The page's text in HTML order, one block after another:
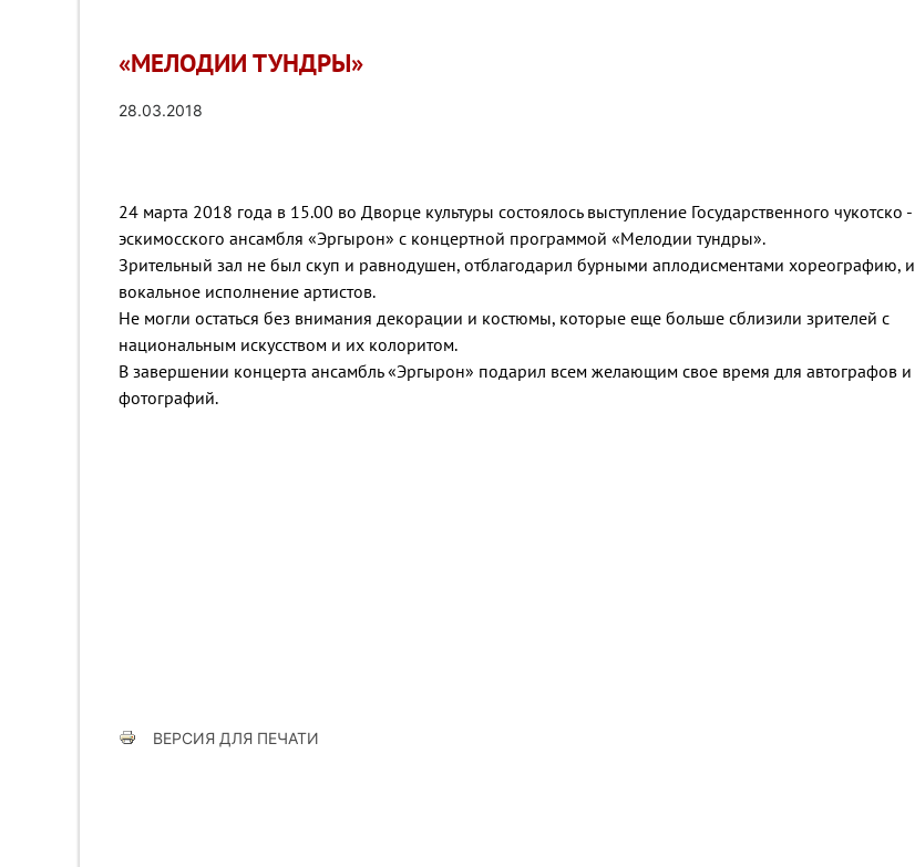
«МЕЛОДИИ ТУНДРЫ»
28.03.2018
24 марта 2018 года в 15.00 во Дворце культуры состоялось выступление Государственного чукотско -
эскимосского ансамбля «Эргырон» с концертной программой «Мелодии тундры».
Зрительный зал не был скуп и равнодушен, отблагодарил бурными аплодисментами хореографию, и
вокальное исполнение артистов.
Не могли остаться без внимания декорации и костюмы, которые еще больше сблизили зрителей с
национальным искусством и их колоритом.
В завершении концерта ансамбль «Эргырон» подарил всем желающим свое время для автографов и
фотографий.
ВЕРСИЯ ДЛЯ ПЕЧАТИ